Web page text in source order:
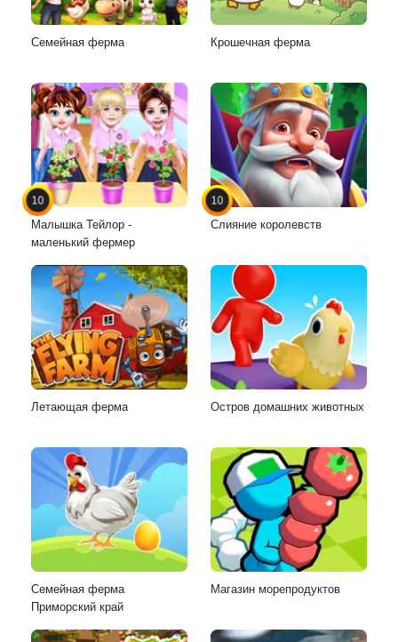
Семейная ферма Крошечная ферма
10
Малышка Тейлор -
маленький фермер
10
Слияние королевств
Летающая ферма Остров домашних животных
Семейная ферма
Приморский край
Магазин морепродуктов